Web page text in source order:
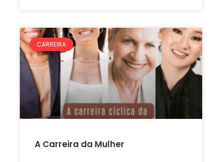
CARREIRA
A Carreira da Mulher